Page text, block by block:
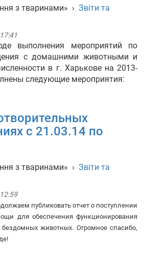
Укр
з тваринами» › Звіти та
выполнения мероприятий по
с домашними животными и
в г. Харькове на 2013-
следующие мероприятия:
с 21.03.14 по
з тваринами» › Звіти та
публиковать отчет о поступлении
для обеспечения функционирования
бездомных животных. Огромное спасибо,